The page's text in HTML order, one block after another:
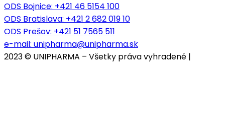
ODS Bojnice: +421 46 5154 100
ODS Bratislava: +421 2 682 019 10
ODS Prešov: +421 51 7565 511
e-mail: unipharma@unipharma.sk
2023 © UNIPHARMA – Všetky práva vyhradené |